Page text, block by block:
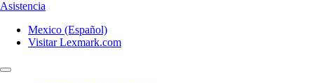
Asistencia
Mexico (Español)
Visitar Lexmark.com